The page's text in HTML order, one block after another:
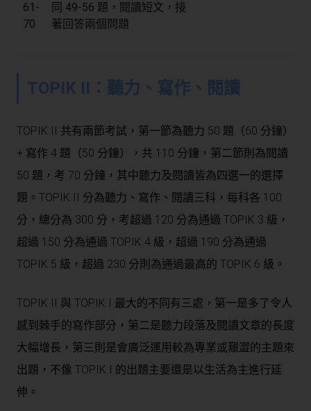
61-
70
同 49-56 題，閱讀短文，接
著回答兩個問題
TOPIK II：聽力、寫作、閱讀
TOPIK II 共有兩節考試，第一節為聽力 50 題（60 分鐘）
+ 寫作 4 題（50 分鐘），共 110 分鐘，第二節則為閱讀
50 題，考 70 分鐘，其中聽力及閱讀皆為四選一的選擇
題。TOPIK II 分為聽力、寫作、閱讀三科，每科各 100
分，總分為 300 分，考超過 120 分為通過 TOPIK 3 級，
超過 150 分為通過 TOPIK 4 級，超過 190 分為通過
TOPIK 5 級，超過 230 分則為通過最高的 TOPIK 6 級。
TOPIK II 與 TOPIK I 最大的不同有三處，第一是多了令人
感到棘手的寫作部分，第二是聽力段落及閱讀文章的長度
大幅增長，第三則是會廣泛運用較為專業或艱澀的主題來
出題，不像 TOPIK I 的出題主要還是以生活為主進行延
伸。